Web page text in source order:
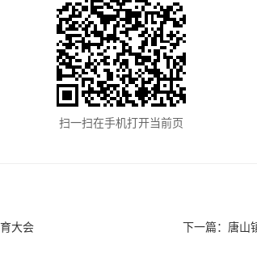
扫一扫在手机打开当前页
大会 下一篇： 唐山